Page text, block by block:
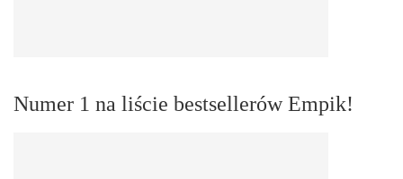
Numer 1 na liście bestsellerów Empik!